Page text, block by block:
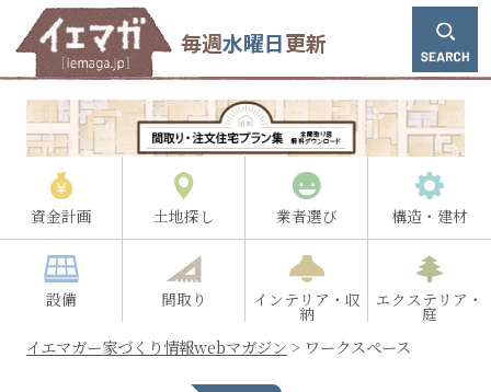
毎週水曜日更新
資金計画 土地探し 業者選び 構造・建材
設備 間取り インテリア・収
納
エクステリア・
庭
イエマガー家づくり情報webマガジン > ワークスペース